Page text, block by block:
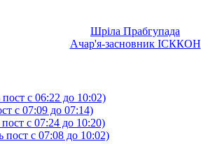
Шріла Прабгупада
Ачар'я-засновник ІСККОН
с 06:22 до 10:02)
с 07:09 до 07:14)
с 07:24 до 10:20)
с 07:08 до 10:02)